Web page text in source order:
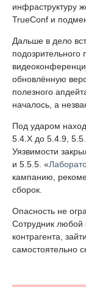
инфраструктуру
TrueConf и
Дальше в дело
подозрительного
обновлённую
полезного
началось, а
Под ударом
5.4.X до 5.4.9,
Уязвимости
и 5.5.5. «
кампанию,
сборок.
Опасность не
Сотрудник любой
контрагента,
самостоятельно